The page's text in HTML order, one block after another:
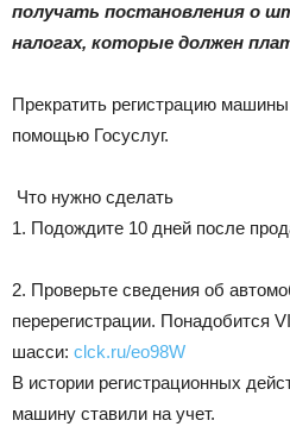
получать постановления о
налогах, которые должен
Прекратить регистрацию
помощью Госуслуг.
Что нужно сделать
1. Подождите 10 дней после
2. Проверьте сведения об
перерегистрации. Понадобится
шасси: clck.ru/eo98W
В истории регистрационных
машину ставили на учет.